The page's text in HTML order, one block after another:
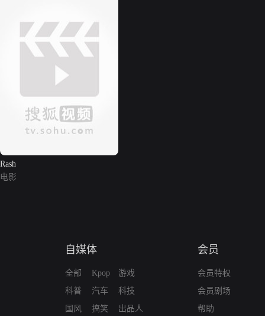
Rash
电影
自媒体
全部
科普
国风
Kpop
汽车
搞笑
游戏
科技
出品人
会员
会员特权
会员剧场
帮助